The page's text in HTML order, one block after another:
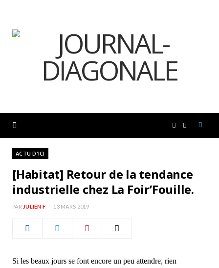
c s
ACTU D'ICI
[Habitat] Retour de la tendance
industrielle chez La Foir’Fouille.
PAR JULIEN F 13 MARS 2019
Si les beaux jours se font encore un peu attendre, rien